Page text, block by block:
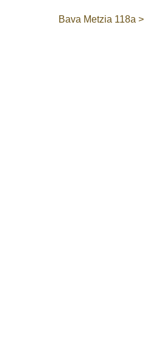
Bava Metzia 118a >